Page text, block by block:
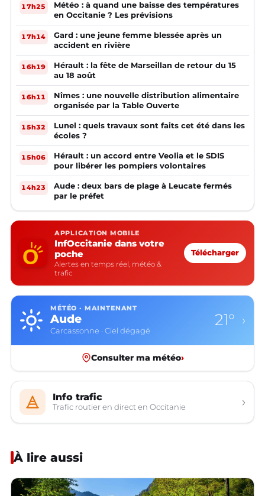
17h25
Météo : à quand une baisse des températures
en Occitanie ? Les prévisions
17h14
Gard : une jeune femme blessée après un
accident en rivière
16h19
Hérault : la fête de Marseillan de retour du 15
au 18 août
16h11
Nîmes : une nouvelle distribution alimentaire
organisée par la Table Ouverte
15h32
Lunel : quels travaux sont faits cet été dans les
écoles ?
15h06
Hérault : un accord entre Veolia et le SDIS
pour libérer les pompiers volontaires
14h23
Aude : deux bars de plage à Leucate fermés
par le préfet
APPLICATION MOBILE
InfOccitanie dans votre
poche
Alertes en temps réel, météo &
trafic
Télécharger
MÉTÉO · MAINTENANT
Aude
Carcassonne · Ciel dégagé
21° ›
Consulter ma météo›
Info trafic
Trafic routier en direct en Occitanie ›
À lire aussi